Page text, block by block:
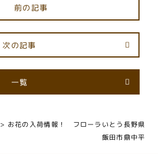
前の記事
次の記事
一覧
> お花の入荷情報！ フローラいとう長野県
飯田市鼎中平